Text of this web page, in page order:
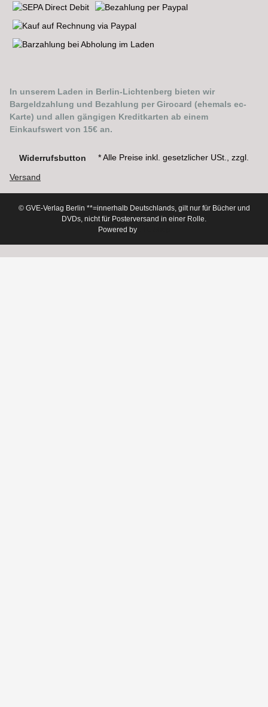
In unserem Laden in Berlin-Lichtenberg bieten wir
Bargeldzahlung und Bezahlung per Girocard (ehemals ec-
Karte) und allen gängigen Kreditkarten ab einem
Einkaufswert von 15€ an.
Widerrufsbutton * Alle Preise inkl. gesetzlicher USt., zzgl.
Versand
© GVE-Verlag Berlin **=innerhalb Deutschlands, gilt nur für Bücher und
DVDs, nicht für Posterversand in einer Rolle.
Powered by